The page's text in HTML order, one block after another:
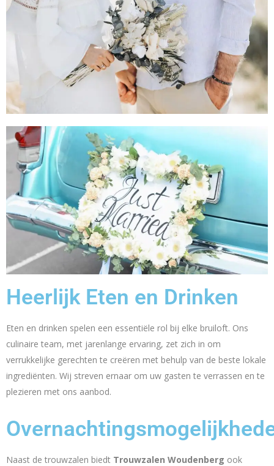
Heerlijk Eten en Drinken
Eten en drinken spelen een essentiële rol bij elke bruiloft. Ons
culinaire team, met jarenlange ervaring, zet zich in om
verrukkelijke gerechten te creëren met behulp van de beste lokale
ingrediënten. Wij streven ernaar om uw gasten te verrassen en te
plezieren met ons aanbod.
Naast de trouwzalen biedt Trouwzalen Woudenberg ook